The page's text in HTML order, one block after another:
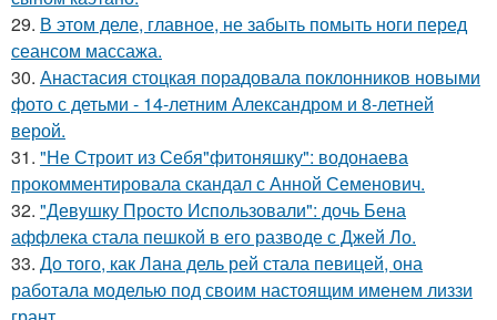
29. В этом деле, главное, не забыть помыть ноги перед
сеансом массажа.
30. Анастасия стоцкая порадовала поклонников новыми
фото с детьми - 14-летним Александром и 8-летней
верой.
31. "Не Строит из Себя"фитоняшку": водонаева
прокомментировала скандал с Анной Семенович.
32. "Девушку Просто Использовали": дочь Бена
аффлека стала пешкой в его разводе с Джей Ло.
33. До того, как Лана дель рей стала певицей, она
работала моделью под своим настоящим именем лиззи